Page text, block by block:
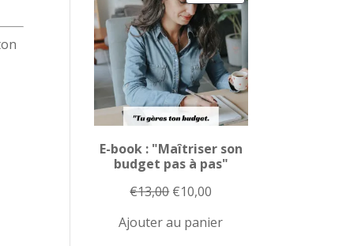
EN
PROMOTION
E-book : "Maîtriser son
budget pas à pas"
€13,00 Le
initial
€10,00
Ajouter au panier